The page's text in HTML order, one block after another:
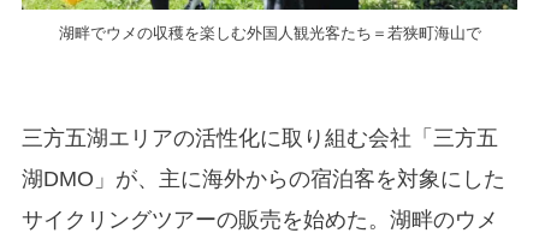
湖畔でウメの収穫を楽しむ外国人観光客たち＝若狭町海山で
三方五湖エリアの活性化に取り組む会社「三方五
湖DMO」が、主に海外からの宿泊客を対象にした
サイクリングツアーの販売を始めた。湖畔のウメ